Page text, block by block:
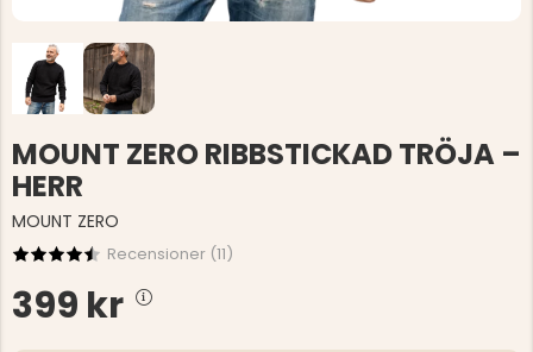
MOUNT ZERO RIBBSTICKAD TRÖJA –
HERR
MOUNT ZERO
Recensioner (11)
399 kr